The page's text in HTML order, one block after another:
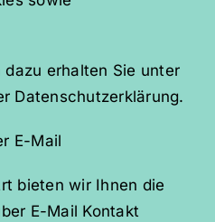
dazu erhalten Sie unter
Datenschutzerklärung.
E-Mail
bieten wir Ihnen die
E-Mail Kontakt